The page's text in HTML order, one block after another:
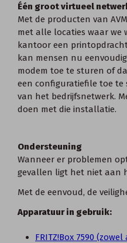
Één groot virtueel
Met de producten van
met alle locaties waar we
kantoor een
kan mensen nu
modem toe te sturen of
een configuratiefile toe te
van het bedrijfsnetwerk.
doen met die installatie.
Ondersteuning
Wanneer er problemen
gevallen ligt het niet aan
Met de eenvoud, de
Apparatuur in gebruik:
FRITZ!Box 7590